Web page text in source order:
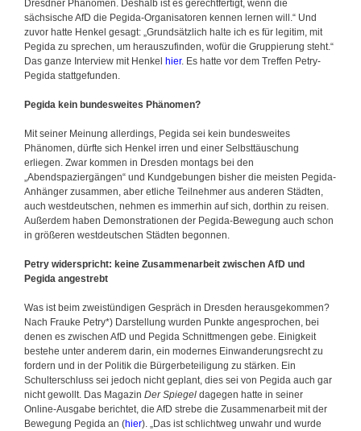
Dresdner Phänomen. Deshalb ist es gerechtfertigt, wenn die
sächsische AfD die Pegida-Organisatoren kennen lernen will.“ Und
zuvor hatte Henkel gesagt: „Grundsätzlich halte ich es für legitim, mit
Pegida zu sprechen, um herauszufinden, wofür die Gruppierung steht.“
Das ganze Interview mit Henkel hier. Es hatte vor dem Treffen Petry-
Pegida stattgefunden.
Pegida kein bundesweites Phänomen?
Mit seiner Meinung allerdings, Pegida sei kein bundesweites
Phänomen, dürfte sich Henkel irren und einer Selbsttäuschung
erliegen. Zwar kommen in Dresden montags bei den
„Abendspaziergängen“ und Kundgebungen bisher die meisten Pegida-
Anhänger zusammen, aber etliche Teilnehmer aus anderen Städten,
auch westdeutschen, nehmen es immerhin auf sich, dorthin zu reisen.
Außerdem haben Demonstrationen der Pegida-Bewegung auch schon
in größeren westdeutschen Städten begonnen.
Petry widerspricht: keine Zusammenarbeit zwischen AfD und
Pegida angestrebt
Was ist beim zweistündigen Gespräch in Dresden herausgekommen?
Nach Frauke Petry*) Darstellung wurden Punkte angesprochen, bei
denen es zwischen AfD und Pegida Schnittmengen gebe. Einigkeit
bestehe unter anderem darin, ein modernes Einwanderungsrecht zu
fordern und in der Politik die Bürgerbeteiligung zu stärken. Ein
Schulterschluss sei jedoch nicht geplant, dies sei von Pegida auch gar
nicht gewollt. Das Magazin Der Spiegel dagegen hatte in seiner
Online-Ausgabe berichtet, die AfD strebe die Zusammenarbeit mit der
Bewegung Pegida an (hier). „Das ist schlichtweg unwahr und wurde